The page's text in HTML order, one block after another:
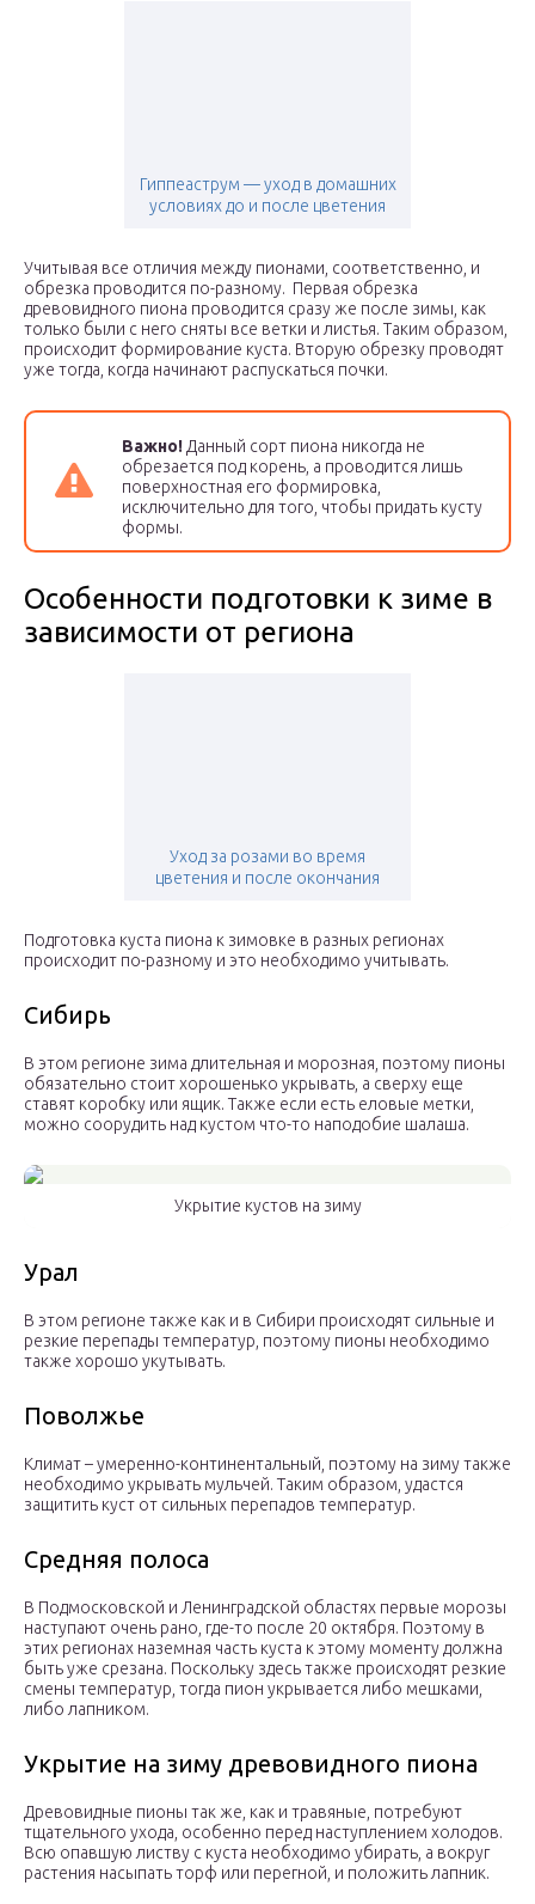
Гиппеаструм — уход в домашних
условиях до и после цветения
Учитывая все отличия между пионами, соответственно, и
обрезка проводится по-разному. Первая обрезка
древовидного пиона проводится сразу же после зимы, как
только были с него сняты все ветки и листья. Таким образом,
происходит формирование куста. Вторую обрезку проводят
уже тогда, когда начинают распускаться почки.
Важно! Данный сорт пиона никогда не
обрезается под корень, а проводится лишь
поверхностная его формировка,
исключительно для того, чтобы придать кусту
формы.
Особенности подготовки к зиме в
зависимости от региона
Уход за розами во время
цветения и после окончания
Подготовка куста пиона к зимовке в разных регионах
происходит по-разному и это необходимо учитывать.
Сибирь
В этом регионе зима длительная и морозная, поэтому пионы
обязательно стоит хорошенько укрывать, а сверху еще
ставят коробку или ящик. Также если есть еловые метки,
можно соорудить над кустом что-то наподобие шалаша.
Укрытие кустов на зиму
Урал
В этом регионе также как и в Сибири происходят сильные и
резкие перепады температур, поэтому пионы необходимо
также хорошо укутывать.
Поволжье
Климат – умеренно-континентальный, поэтому на зиму также
необходимо укрывать мульчей. Таким образом, удастся
защитить куст от сильных перепадов температур.
Средняя полоса
В Подмосковской и Ленинградской областях первые морозы
наступают очень рано, где-то после 20 октября. Поэтому в
этих регионах наземная часть куста к этому моменту должна
быть уже срезана. Поскольку здесь также происходят резкие
смены температур, тогда пион укрывается либо мешками,
либо лапником.
Укрытие на зиму древовидного пиона
Древовидные пионы так же, как и травяные, потребуют
тщательного ухода, особенно перед наступлением холодов.
Всю опавшую листву с куста необходимо убирать, а вокруг
растения насыпать торф или перегной, и положить лапник.